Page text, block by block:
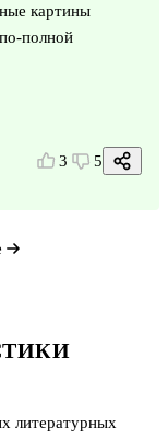
литературных
картины
полной
3 5